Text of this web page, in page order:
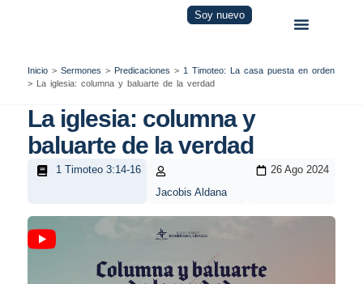
Soy nuevo
Inicio> Sermones > Predicaciones > 1 Timoteo: La casa puesta en orden
> La iglesia: columna y baluarte de la verdad
La iglesia: columna y
baluarte de la verdad
1 Timoteo 3:14-16
Jacobis Aldana
26 Ago 2024